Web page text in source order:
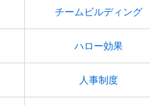
チームビルディング
ハロー効果
人事制度